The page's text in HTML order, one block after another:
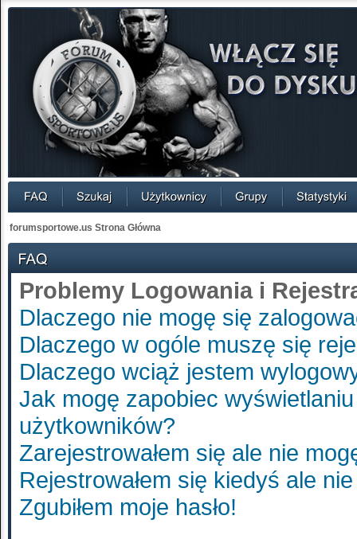
forumsportowe.us Strona Główna
Problemy Logowania i
Dlaczego nie mogę się
Dlaczego w ogóle muszę się
Dlaczego wciąż jestem
Jak mogę zapobiec
użytkowników?
Zarejestrowałem się ale nie
Rejestrowałem się kiedyś ale
Zgubiłem moje hasło!